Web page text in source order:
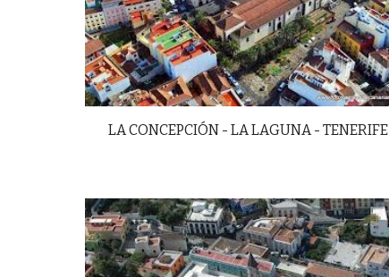
LA CONCEPCIÓN - LA LAGUNA - TENERIFE